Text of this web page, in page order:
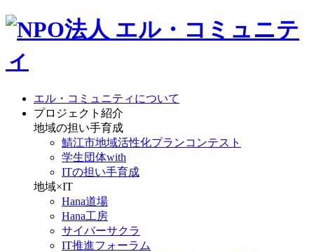
エル・コミュニティについて
プロジェクト紹介
地域の担い手育成
鯖江市地域活性化プランコンテスト
学生団体with
ITの担い手育成
地域×IT
Hana道場
Hana工房
サイバーサクラ
IT推進フォーラム